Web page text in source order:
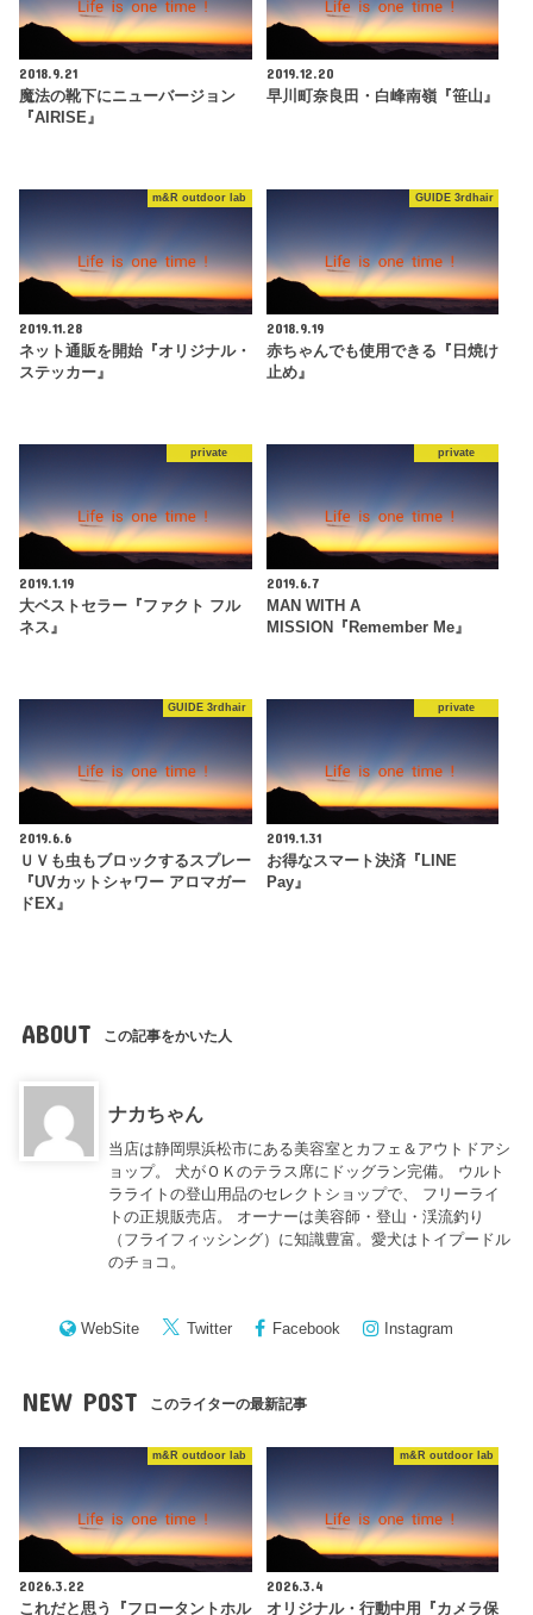
2018.9.21
魔法の靴下にニューバージョン
『AIRISE』
2019.12.20
早川町奈良田・白峰南嶺『笹山』
m&R outdoor lab
2019.11.28
ネット通販を開始『オリジナル・
ステッカー』
GUIDE 3rdhair
2018.9.19
赤ちゃんでも使用できる『日焼け
止め』
private
2019.1.19
大ベストセラー『ファクト フル
ネス』
private
2019.6.7
MAN WITH A
MISSION『Remember Me』
GUIDE 3rdhair
2019.6.6
ＵＶも虫もブロックするスプレー
『UVカットシャワー アロマガー
ドEX』
private
2019.1.31
お得なスマート決済『LINE
Pay』
ABOUT この記事をかいた人
ナカちゃん
当店は静岡県浜松市にある美容室とカフェ＆アウトドアシ
ョップ。 犬がＯＫのテラス席にドッグラン完備。 ウルト
ラライトの登山用品のセレクトショップで、 フリーライ
トの正規販売店。 オーナーは美容師・登山・渓流釣り
（フライフィッシング）に知識豊富。愛犬はトイプードル
のチョコ。
WebSite Twitter Facebook Instagram
NEW POST このライターの最新記事
m&R outdoor lab
2026.3.22
これだと思う『フロータントホル
m&R outdoor lab
2026.3.4
オリジナル・行動中用『カメラ保